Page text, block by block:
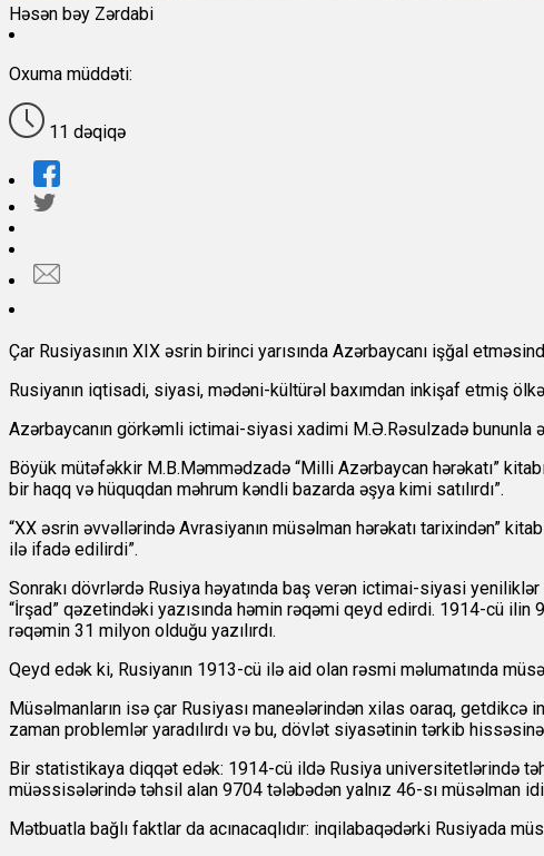
Həsən bəy Zərdabi
Oxuma müddəti:
11 dəqiqə
Çar Rusiyasının XIX əsrin birinci yarısında Azərbaycanı işğal
Rusiyanın iqtisadi, siyasi, mədəni-kültürəl baxımdan inkişaf etmiş
Azərbaycanın görkəmli ictimai-siyasi xadimi M.Ə.Rəsulzadə bununla
Böyük mütəfəkkir M.B.Məmmədzadə “Milli Azərbaycan hərəkatı”
bir haqq və hüquqdan məhrum kəndli bazarda əşya kimi satılırdı”.
“XX əsrin əvvəllərində Avrasiyanın müsəlman hərəkatı tarixindən”
ilə ifadə edilirdi”.
Sonrakı dövrlərdə Rusiya həyatında baş verən ictimai-siyasi
“İrşad” qəzetindəki yazısında həmin rəqəmi qeyd edirdi. 1914-cü ilin
rəqəmin 31 milyon olduğu yazılırdı.
Qeyd edək ki, Rusiyanın 1913-cü ilə aid olan rəsmi məlumatında
Müsəlmanların isə çar Rusiyası maneələrindən xilas oaraq,
zaman problemlər yaradılırdı və bu, dövlət siyasətinin tərkib
Bir statistikaya diqqət edək: 1914-cü ildə Rusiya universitetlərində
müəssisələrində təhsil alan 9704 tələbədən yalnız 46-sı müsəlman
Mətbuatla bağlı faktlar da acınacaqlıdır: inqilabaqədərki Rusiyada